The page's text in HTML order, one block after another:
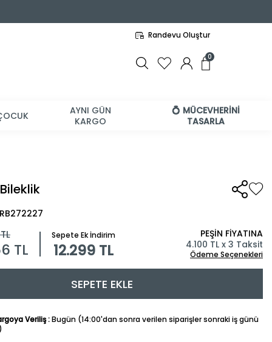
Randevu Oluştur
0
AYNI GÜN
KARGO
💍 MÜCEVHERİNİ
TASARLA
TL
Sepete Ek İndirim
12.299 TL
PEŞİN FİYATINA
4.100 TL x 3 Taksit
Ödeme Seçenekleri
SEPETE EKLE
Veriliş :Bugün (14:00'dan sonra verilen siparişler sonraki iş günü